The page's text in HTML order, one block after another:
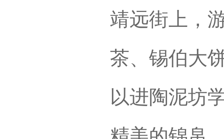
靖远街上，
茶、锡伯大
以进陶泥坊